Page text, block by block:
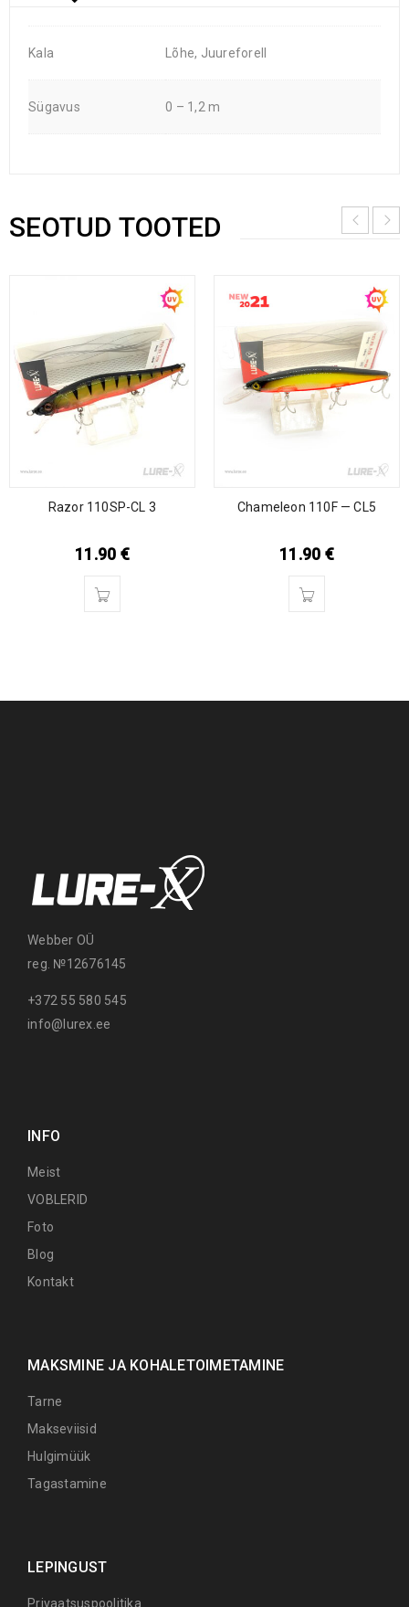
Kala Lõhe, Juureforell
Sügavus 0 – 1,2 m
SEOTUD TOOTED
Razor 110SP-CL 3
11.90 €
Chameleon 110F — CL5
11.90 €
Webber OÜ
reg. №12676145
+372 55 580 545
info@lurex.ee
INFO
Meist
VOBLERID
Foto
Blog
Kontakt
MAKSMINE JA KOHALETOIMETAMINE
Tarne
Makseviisid
Hulgimüük
Tagastamine
LEPINGUST
Privaatsuspoolitika